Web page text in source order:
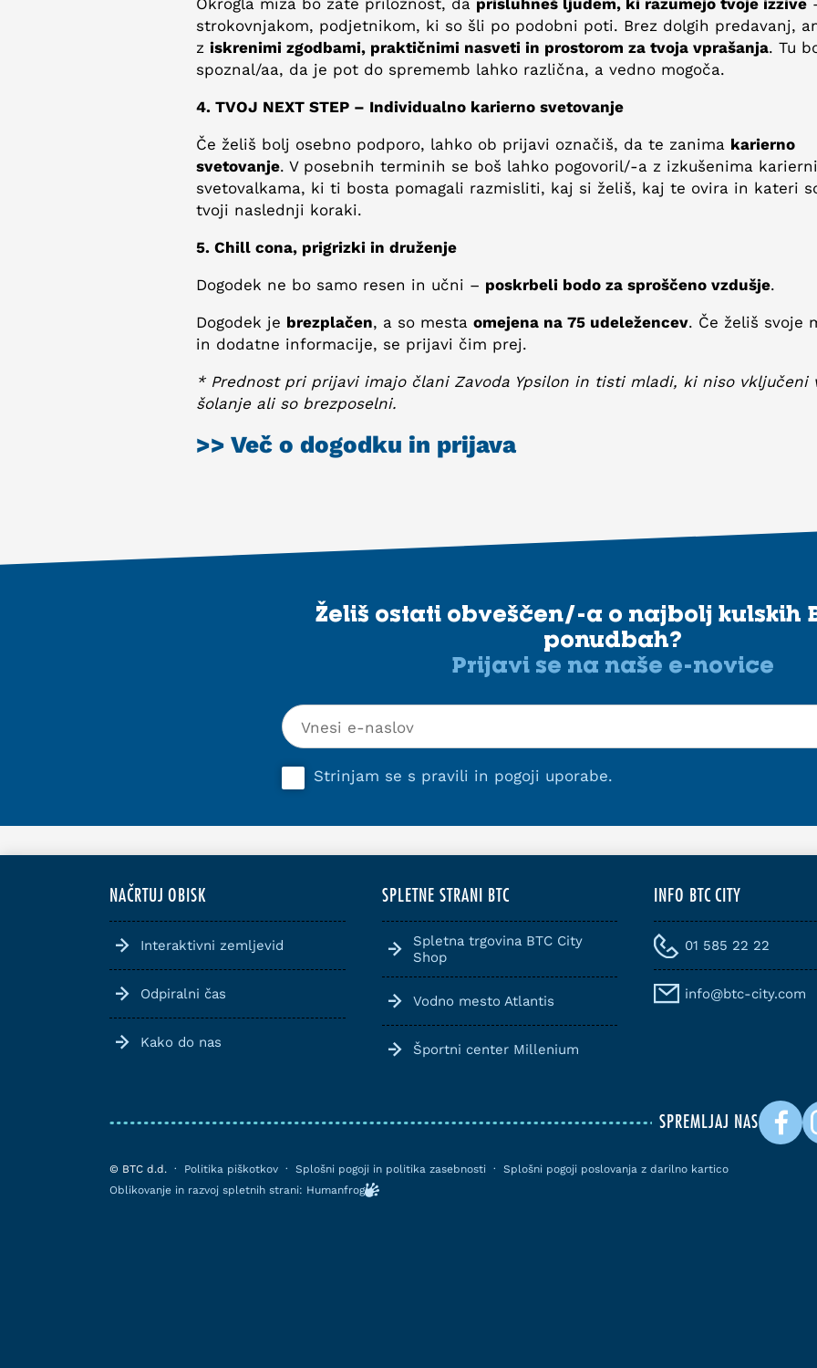
Okrogla miza bo zate priložnost, da prisluhneš ljudem, ki razumejo tvoje izzive
strokovnjakom, podjetnikom, ki so šli po podobni poti. Brez dolgih predavanj,
z iskrenimi zgodbami, praktičnimi nasveti in prostorom za tvoja vprašanja. Tu
spoznal/aa, da je pot do sprememb lahko različna, a vedno mogoča.
4. TVOJ NEXT STEP – Individualno karierno svetovanje
Če želiš bolj osebno podporo, lahko ob prijavi označiš, da te zanima karierno
svetovanje. V posebnih terminih se boš lahko pogovoril/-a z izkušenima
svetovalkama, ki ti bosta pomagali razmisliti, kaj si želiš, kaj te ovira in kateri
tvoji naslednji koraki.
5. Chill cona, prigrizki in druženje
Dogodek ne bo samo resen in učni – poskrbeli bodo za sproščeno vzdušje.
Dogodek je brezplačen, a so mesta omejena na 75 udeležencev. Če želiš svoje
in dodatne informacije, se prijavi čim prej.
* Prednost pri prijavi imajo člani Zavoda Ypsilon in tisti mladi, ki niso vključeni
šolanje ali so brezposelni.
>> Več o dogodku in prijava
Želiš ostati obveščen/-a o najbolj kulskih
ponudbah?
Prijavi se na naše e-novice
Strinjam se s pravili in pogoji uporabe.
NAČRTUJ OBISK
Interaktivni zemljevid
Odpiralni čas
Kako do nas
SPLETNE STRANI BTC
Spletna trgovina BTC City
Shop
Vodno mesto Atlantis
Športni center Millenium
INFO BTC CITY
01 585 22 22
info@btc-city.com
SPREMLJAJ NAS
© BTC d.d. · Politika piškotkov · Splošni pogoji in politika zasebnosti ·
Splošni pogoji poslovanja z darilno kartico
Oblikovanje in razvoj spletnih strani: Humanfrog